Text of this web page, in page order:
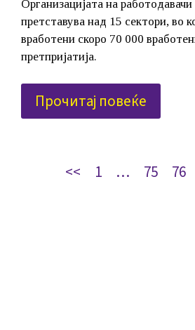
Организацијата на работодавачи
претставува над 15 сектори, во
вработени скоро 70 000
претпријатија.
Прочитај повеќе
<< 1 … 75 76